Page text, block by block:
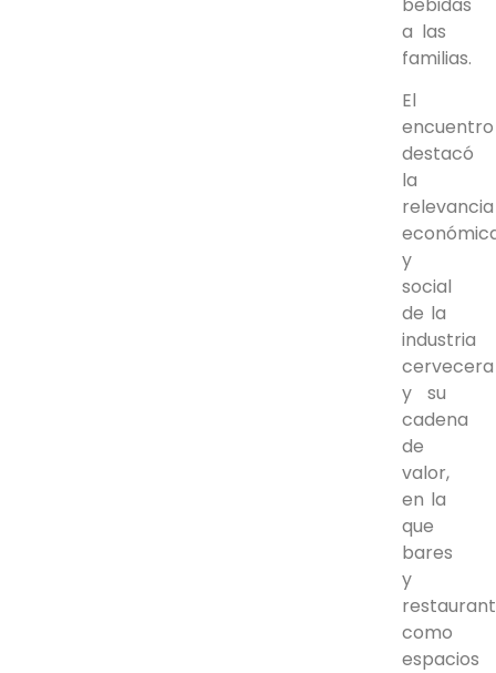
a las
familias.
El
encuentro
destacó
la
relevancia
y
social
de la
industria
cervecera
y su
cadena
de
valor,
en la
que
bares
y
como
espacios